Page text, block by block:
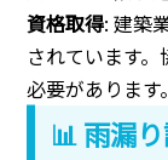
資格取得: 建築
されています
必要があります。
📊 雨漏